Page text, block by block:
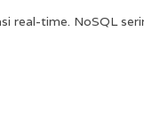
real-time. NoSQL